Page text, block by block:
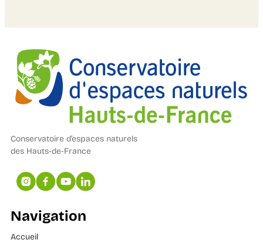
Conservatoire d’espaces naturels
des Hauts-de-France
Navigation
Accueil